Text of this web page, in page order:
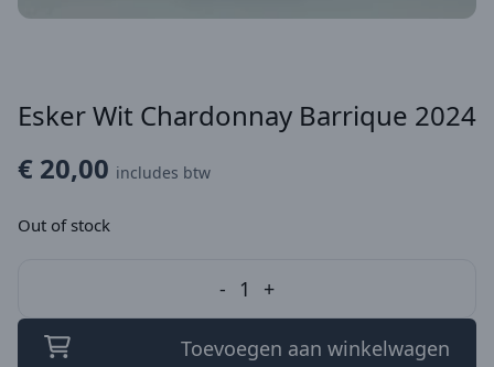
Esker Wit Chardonnay Barrique 2024
€ 20,00 includes btw
Out of stock
- 1 +
Toevoegen aan winkelwagen